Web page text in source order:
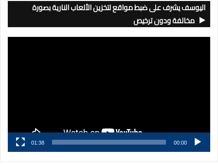
اليوسف يشرف على ضبط مواقع لتخزين الألعاب النارية بصورة
مخالفة ودون ترخيص
00:00
01:38